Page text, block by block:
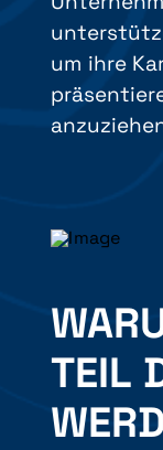
um ihre
TEIL